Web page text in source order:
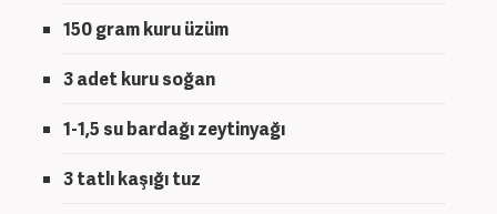
150 gram kuru üzüm
3 adet kuru soğan
1-1,5 su bardağı zeytinyağı
3 tatlı kaşığı tuz